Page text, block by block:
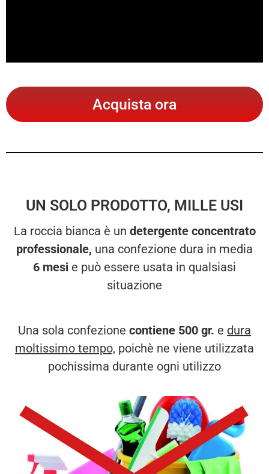
Acquista ora
UN SOLO PRODOTTO, MILLE USI
La roccia bianca è un detergente concentrato
professionale, una confezione dura in media
6 mesi e può essere usata in qualsiasi
situazione
Una sola confezione contiene 500 gr. e dura
moltissimo tempo, poichè ne viene utilizzata
pochissima durante ogni utilizzo